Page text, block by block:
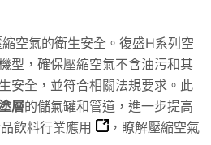
空氣的衛生安全。復盛H系列空
型，確保壓縮空氣不含油污和其
安全，並符合相關法規要求。此
層的儲氣罐和管道，進一步提高
飲料行業應用
，瞭解壓縮空氣